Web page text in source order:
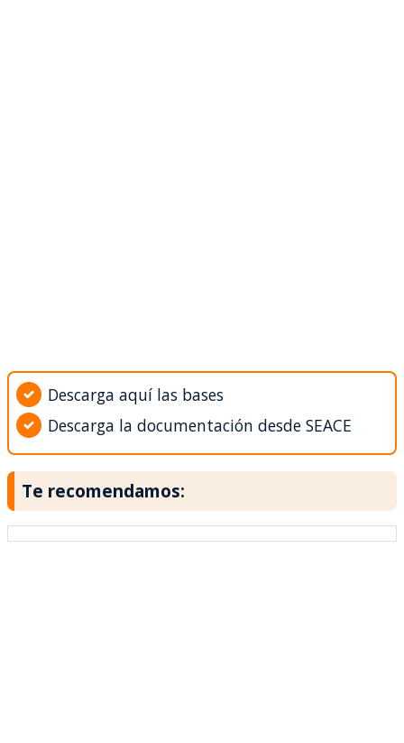
Descarga aquí las bases
Descarga la documentación desde SEACE
Te recomendamos: